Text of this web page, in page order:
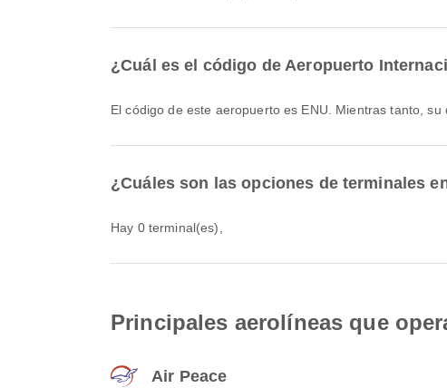
¿Cuál es el código de Aeropuerto
El código de este aeropuerto es ENU. Mientras tanto, su
¿Cuáles son las opciones de terminales
Hay 0 terminal(es),
Principales aerolíneas que
Air Peace